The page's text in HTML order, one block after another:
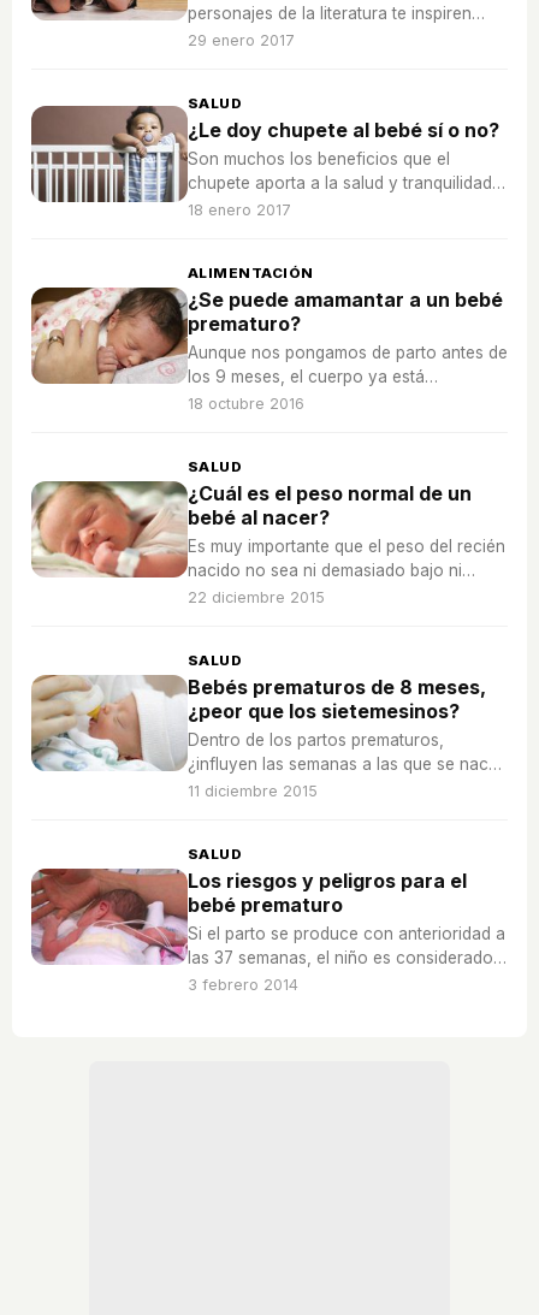
personajes de la literatura te inspiren
para escoger un nombre para tu futuro
29 enero 2017
SALUD
¿Le doy chupete al bebé sí o no?
Son muchos los beneficios que el
chupete aporta a la salud y tranquilidad
del bebé, te contamos algunos de ellos
18 enero 2017
ALIMENTACIÓN
¿Se puede amamantar a un bebé
prematuro?
Aunque nos pongamos de parto antes de
los 9 meses, el cuerpo ya está
preparado para la lactancia y el bebé
18 octubre 2016
SALUD
¿Cuál es el peso normal de un
bebé al nacer?
Es muy importante que el peso del recién
nacido no sea ni demasiado bajo ni
demasiado alto, ¿qué consecuencias
22 diciembre 2015
SALUD
Bebés prematuros de 8 meses,
¿peor que los sietemesinos?
Dentro de los partos prematuros,
¿influyen las semanas a las que se nace
en los problemas de salud posteriores?
11 diciembre 2015
SALUD
Los riesgos y peligros para el
bebé prematuro
Si el parto se produce con anterioridad a
las 37 semanas, el niño es considerado
prematuro, ya que ha nacido antes de lo
3 febrero 2014